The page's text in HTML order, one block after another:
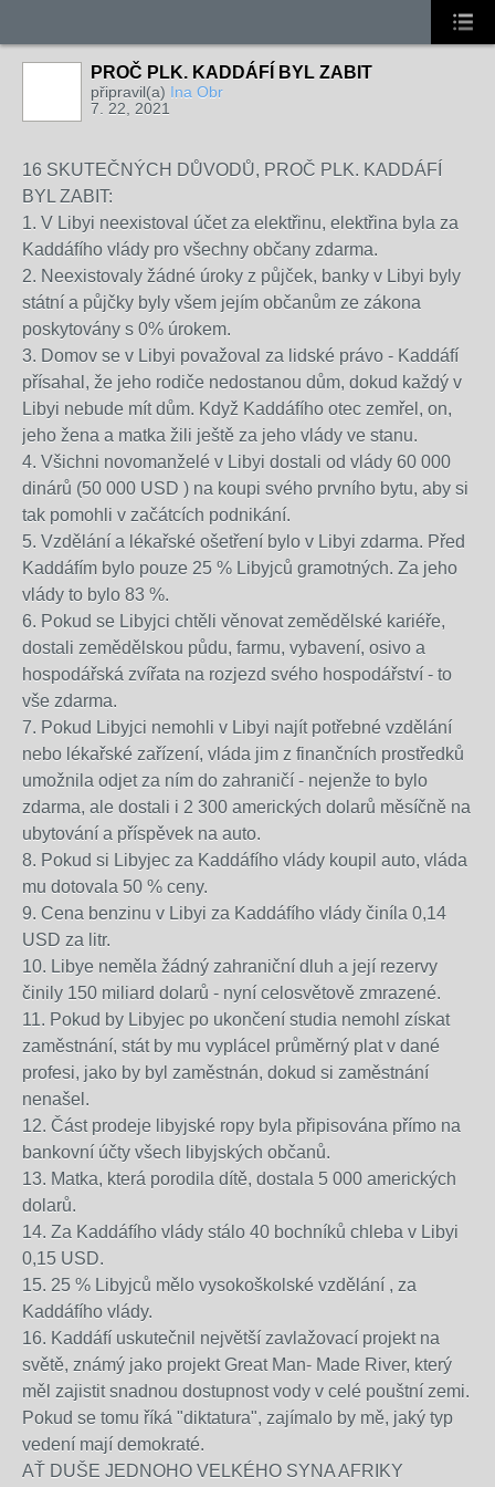
PROČ PLK. KADDÁFÍ BYL ZABIT
připravil(a) Ina Obr
7. 22, 2021
16 SKUTEČNÝCH DŮVODŮ, PROČ PLK. KADDÁFÍ
BYL ZABIT:
1. V Libyi neexistoval účet za elektřinu, elektřina byla za
Kaddáfího vlády pro všechny občany zdarma.
2. Neexistovaly žádné úroky z půjček, banky v Libyi byly
státní a půjčky byly všem jejím občanům ze zákona
poskytovány s 0% úrokem.
3. Domov se v Libyi považoval za lidské právo - Kaddáfí
přísahal, že jeho rodiče nedostanou dům, dokud každý v
Libyi nebude mít dům. Když Kaddáfího otec zemřel, on,
jeho žena a matka žili ještě za jeho vlády ve stanu.
4. Všichni novomanželé v Libyi dostali od vlády 60 000
dinárů (50 000 USD ) na koupi svého prvního bytu, aby si
tak pomohli v začátcích podnikání.
5. Vzdělání a lékařské ošetření bylo v Libyi zdarma. Před
Kaddáfím bylo pouze 25 % Libyjců gramotných. Za jeho
vlády to bylo 83 %.
6. Pokud se Libyjci chtěli věnovat zemědělské kariéře,
dostali zemědělskou půdu, farmu, vybavení, osivo a
hospodářská zvířata na rozjezd svého hospodářství - to
vše zdarma.
7. Pokud Libyjci nemohli v Libyi najít potřebné vzdělání
nebo lékařské zařízení, vláda jim z finančních prostředků
umožnila odjet za ním do zahraničí - nejenže to bylo
zdarma, ale dostali i 2 300 amerických dolarů měsíčně na
ubytování a příspěvek na auto.
8. Pokud si Libyjec za Kaddáfího vlády koupil auto, vláda
mu dotovala 50 % ceny.
9. Cena benzinu v Libyi za Kaddáfího vlády činíla 0,14
USD za litr.
10. Libye neměla žádný zahraniční dluh a její rezervy
činily 150 miliard dolarů - nyní celosvětově zmrazené.
11. Pokud by Libyjec po ukončení studia nemohl získat
zaměstnání, stát by mu vyplácel průměrný plat v dané
profesi, jako by byl zaměstnán, dokud si zaměstnání
nenašel.
12. Část prodeje libyjské ropy byla připisována přímo na
bankovní účty všech libyjských občanů.
13. Matka, která porodila dítě, dostala 5 000 amerických
dolarů.
14. Za Kaddáfího vlády stálo 40 bochníků chleba v Libyi
0,15 USD.
15. 25 % Libyjců mělo vysokoškolské vzdělání , za
Kaddáfího vlády.
16. Kaddáfí uskutečnil největší zavlažovací projekt na
světě, známý jako projekt Great Man- Made River, který
měl zajistit snadnou dostupnost vody v celé pouštní zemi.
Pokud se tomu říká "diktatura", zajímalo by mě, jaký typ
vedení mají demokraté.
AŤ DUŠE JEDNOHO VELKÉHO SYNA AFRIKY